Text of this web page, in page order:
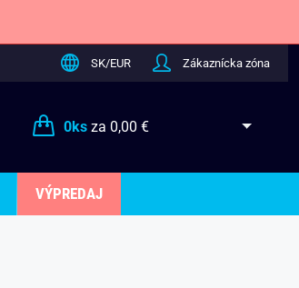
SK/EUR Zákaznícka zóna
0ksza 0,00 €
VÝPREDAJ